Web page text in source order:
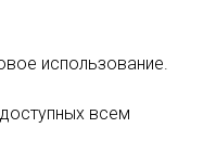
использование.
всем